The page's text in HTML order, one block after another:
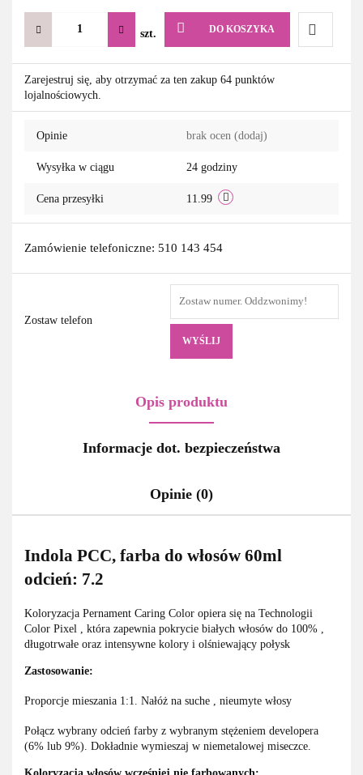
szt. DO KOSZYKA
Do
Zarejestruj się, aby otrzymać za ten zakup 64 punktów
lojalnościowych.
Opinie brak ocen (dodaj)
Wysyłka w ciągu 24 godziny
Cena przesyłki 11.99
Zamówienie telefoniczne: 510 143 454
Zostaw telefon
WYŚLIJ
Opis produktu
Informacje dot. bezpieczeństwa
Opinie (0)
Indola PCC, farba do włosów 60ml
odcień: 7.2
Koloryzacja Pernament Caring Color opiera się na Technologii
Color Pixel , która zapewnia pokrycie białych włosów do 100% ,
długotrwałe oraz intensywne kolory i olśniewający połysk
Zastosowanie:
Proporcje mieszania 1:1. Nałóż na suche , nieumyte włosy
Połącz wybrany odcień farby z wybranym stężeniem developera
(6% lub 9%). Dokładnie wymieszaj w niemetalowej miseczce.